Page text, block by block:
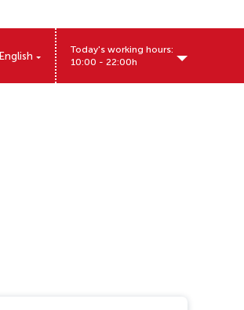
English
Today's working hours:
10:00 - 22:00h